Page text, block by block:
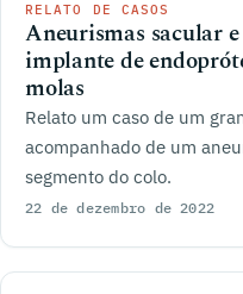
RELATO DE CASOS
Aneurismas sacular
implante de
molas
Relato um caso de um
acompanhado de um
segmento do colo.
22 de dezembro de 2022